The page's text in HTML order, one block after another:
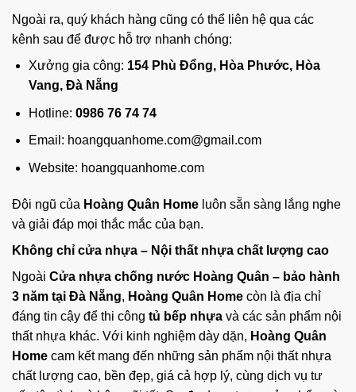
Ngoài ra, quý khách hàng cũng có thể liên hệ qua các
kênh sau để được hỗ trợ nhanh chóng:
Xưởng gia công: 154 Phù Đổng, Hòa Phước, Hòa
Vang, Đà Nẵng
Hotline: 0986 76 74 74
Email: hoangquanhome.com@gmail.com
Website: hoangquanhome.com
Đội ngũ của Hoàng Quân Home luôn sẵn sàng lắng nghe
và giải đáp mọi thắc mắc của bạn.
Không chỉ cửa nhựa – Nội thất nhựa chất lượng cao
Ngoài Cửa nhựa chống nước Hoàng Quân – bảo hành
3 năm tại Đà Nẵng, Hoàng Quân Home còn là địa chỉ
đáng tin cậy để thi công tủ bếp nhựa và các sản phẩm nội
thất nhựa khác. Với kinh nghiệm dày dặn, Hoàng Quân
Home cam kết mang đến những sản phẩm nội thất nhựa
chất lượng cao, bền đẹp, giá cả hợp lý, cùng dịch vụ tư